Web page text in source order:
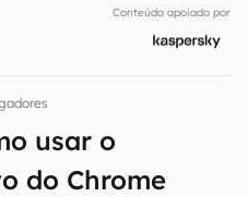
Conteúdo apoiado por
usar o
do Chrome
em primeira
se